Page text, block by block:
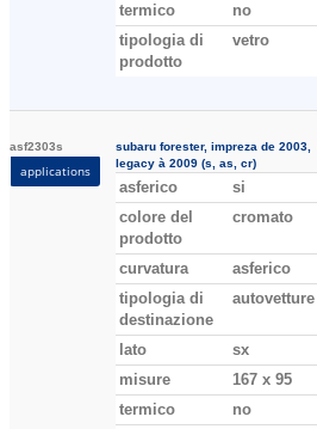
termico
no
tipologia di
prodotto
vetro
asf2303s
applications
subaru forester, impreza de 2003,
legacy à 2009 (s, as, cr)
asferico
si
colore del
prodotto
cromato
curvatura
asferico
tipologia di
destinazione
autovetture
lato
sx
misure
167 x 95
termico
no